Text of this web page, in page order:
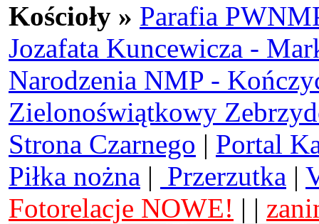
Kościoły » Parafia
Jozafata Kuncewicza -
Narodzenia NMP -
Zielonoświątkowy
Strona Czarnego | Portal
Piłka nożna | Przerzutka |
Fotorelacje NOWE! | |